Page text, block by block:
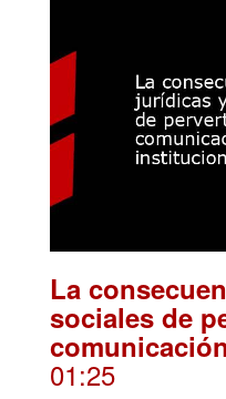
La
sociales de
01:25